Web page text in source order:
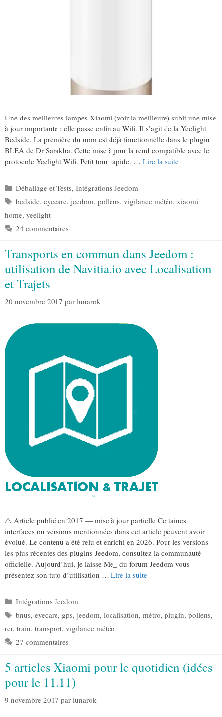
Une des meilleures lampes Xiaomi (voir la meilleure) subit une mise
à jour importante : elle passe enfin au Wifi. Il s’agit de la Yeelight
Bedside. La première du nom est déjà fonctionnelle dans le plugin
BLEA de Dr Sarakha. Cette mise à jour la rend compatible avec le
protocole Yeelight Wifi. Petit tour rapide. … Lire la suite
Catégories
Déballage et Tests, Intégrations Jeedom
Étiquettes
bedside, eyecare, jeedom, pollens, vigilance météo, xiaomi
home, yeelight
24 commentaires
Transports en commun dans Jeedom :
utilisation de Navitia.io avec Localisation
et Trajets
20 novembre 2017 par lunarok
⚠️ Article publié en 2017 — mise à jour partielle Certaines
interfaces ou versions mentionnées dans cet article peuvent avoir
évolué. Le contenu a été relu et enrichi en 2026. Pour les versions
les plus récentes des plugins Jeedom, consultez la communauté
officielle. Aujourd’hui, je laisse Me_ du forum Jeedom vous
présentez son tuto d’utilisation … Lire la suite
Catégories
Intégrations Jeedom
Étiquettes
bnus, eyecare, gps, jeedom, localisation, métro, plugin, pollens,
rer, train, transport, vigilance météo
27 commentaires
5 articles Xiaomi pour le quotidien (idées
pour le 11.11)
9 novembre 2017 par lunarok